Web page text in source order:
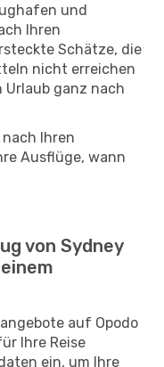
und
Ihren
Schätze, die
nicht erreichen
ganz nach
Ihren
Ausflüge, wann
von Sydney
auf Opodo
Ihre Reise
ein, um Ihre